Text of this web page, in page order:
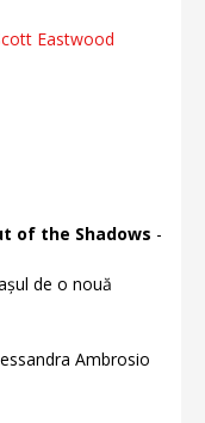
Eastwood
of the Shadows -
de o nouă
Ambrosio